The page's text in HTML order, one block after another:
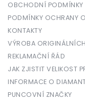
OBCHODNÍ PODMÍNKY
PODMÍNKY OCHRANY
KONTAKTY
VÝROBA
REKLAMAČNÍ ŘÁD
JAK ZJISTIT VELIKOST
INFORMACE O
PUNCOVNÍ ZNAČKY